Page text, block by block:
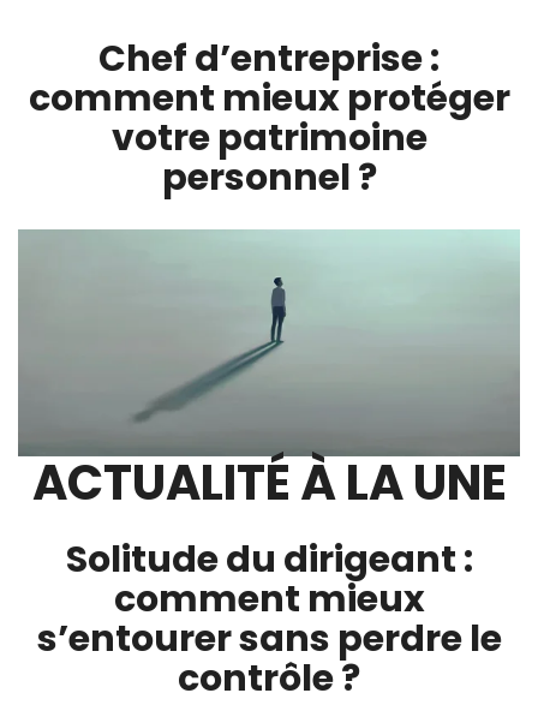
Chef d’entreprise :
comment mieux protéger
votre patrimoine
personnel ?
ACTUALITÉ À LA UNE
Solitude du dirigeant :
comment mieux
s’entourer sans perdre le
contrôle ?